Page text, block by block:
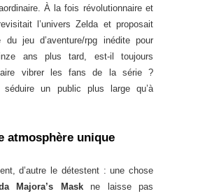
À la fois révolutionnaire et
l’univers Zelda et proposait
du jeu d’aventure/rpg inédite pour
ans plus tard, est-il toujours
vibrer les fans de la série ?
séduire un public plus large qu’à
atmosphère unique
d’autre le détestent : une chose
Majora’s Maskne laisse pas